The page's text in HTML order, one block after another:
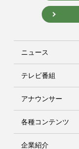
ニュース
テレビ番組
アナウンサー
各種コンテンツ
企業紹介